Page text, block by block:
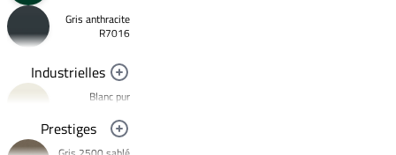
Gris anthracite
R7016
Industrielles
Blanc pur
Noir foncé
Prestiges
Votre
liste
souhaits
Un
produit
Créer